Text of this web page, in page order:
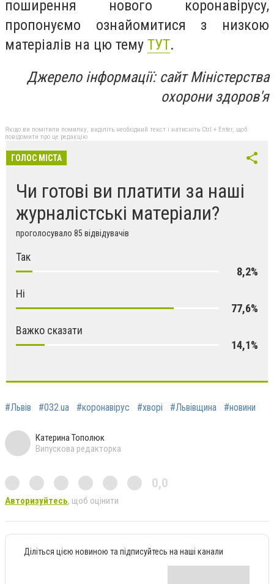
поширення нового коронавірусу,
пропонуємо ознайомитися з низкою
матеріалів на цю тему ТУТ.
Джерело інформації: сайт Міністерства
охорони здоров'я
Якщо ви помітили помилку, виділіть необхідний текст і натисніть Ctrl + Enter, щоб
повідомити про це редакцію
ГОЛОС МІСТА
Чи готові ви платити за наші
журналістські матеріали?
проголосувало 85 відвідувачів
Так
8,2%
Ні
77,6%
Важко сказати
14,1%
#Львів #032.ua #коронавірус #хворі #Львівщина #новини
Катерина Тополюк
Випускова редакторка
0,0
Авторизуйтесь, щоб оцінити
Діліться цією новиною та підписуйтесь на наші канали